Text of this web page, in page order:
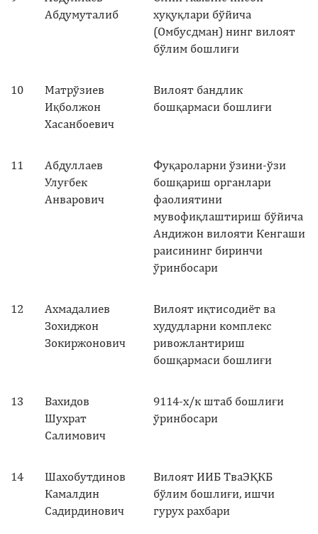
Абдумуталиб
хуқуқлари бўйича
(Омбусдман) нинг вилоят
бўлим бошлиғи
10
Матрўзиев
Иқболжон
Хасанбоевич
Вилоят бандлик
бошқармаси бошлиғи
11
Абдуллаев
Улуғбек
Анварович
Фуқароларни ўзини-ўзи
бошқариш органлари
фаолиятини
мувофиқлаштириш бўйича
Андижон вилояти Кенгаши
раисининг биринчи
ўринбосари
12
Ахмадалиев
Зохиджон
Зокиржонович
Вилоят иқтисодиёт ва
худудларни комплекс
ривожлантириш
бошқармаси бошлиғи
13
Вахидов
Шухрат
Салимович
9114-х/к штаб бошлиғи
ўринбосари
14
Шахобутдинов
Камалдин
Садирдинович
Вилоят ИИБ ТваЭҚКБ
бўлим бошлиғи, ишчи
гурух рахбари